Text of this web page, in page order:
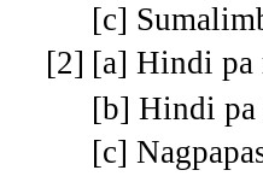
[c]
[2] [a] Hindi pa
[b] Hindi pa
[c]